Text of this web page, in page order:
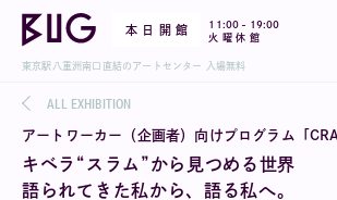
本 日 開 館 11:00 - 19:00
火 曜 休 館
東京駅八重洲南口直結のアートセンター 入場無料
ALL EXHIBITION
アートワーカー（企画者）向けプログラム「
キベラ“スラム”から見つめる世界
語られてきた私から、語る私へ。